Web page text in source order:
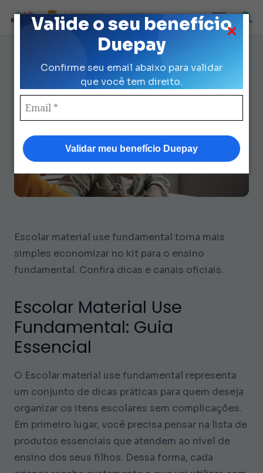
Valide o seu benefício
Duepay
Confirme seu email abaixo para validar
que você tem direito.
Validar meu benefício Duepay
Loja Credenciada para auxilio Uniforme
e Kit Escolar da Prefeitura de São Paulo
Escolar Material Use
Fundamental: Economize R$ 219
Hoje
Escolar material use fundamental torna mais
simples economizar no kit para o ensino
fundamental. Confira dicas e canais oficiais.
Escolar Material Use
Fundamental: Guia
Essencial
O Escolar material use fundamental representa
um conjunto de dicas práticas para quem deseja
organizar os itens escolares sem complicações.
Em primeiro lugar, você precisa pensar na lista de
produtos essenciais que atendem ao nível de
ensino dos seus filhos. Dessa forma, cada